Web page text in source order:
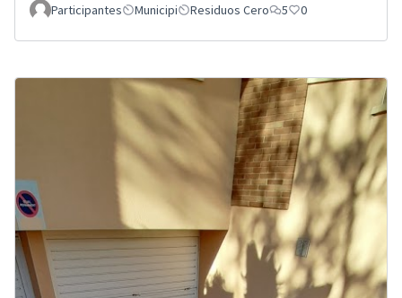
Participantes
Municipi Residuos Cero 5 0